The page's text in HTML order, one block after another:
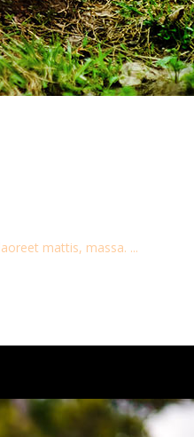
mattis, massa. ...